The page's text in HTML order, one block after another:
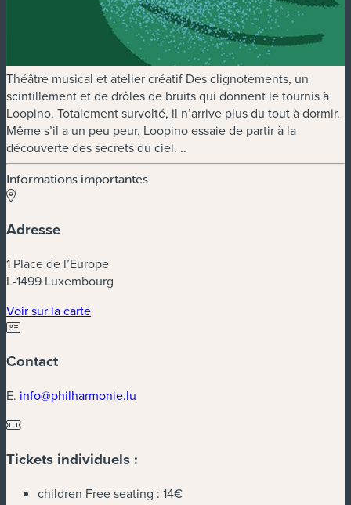
Théâtre musical et atelier créatif Des clignotements, un
scintillement et de drôles de bruits qui donnent le tournis à
Loopino. Totalement survolté, il n’arrive plus du tout à dormir.
Même s’il a un peu peur, Loopino essaie de partir à la
découverte des secrets du ciel. ..
Informations importantes
Adresse
1 Place de l’Europe
L-1499 Luxembourg
Voir sur la carte(nouvelle fenêtre)
Contact
E. info@philharmonie.lu
Tickets individuels :
children Free seating : 14€